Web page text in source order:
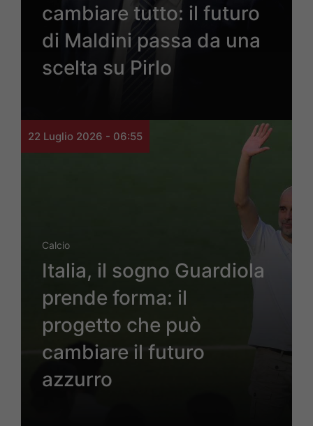
cambiare tutto: il futuro
di Maldini passa da una
scelta su Pirlo
22 Luglio 2026 - 06:55
Calcio
Italia, il sogno Guardiola
prende forma: il
progetto che può
cambiare il futuro
azzurro